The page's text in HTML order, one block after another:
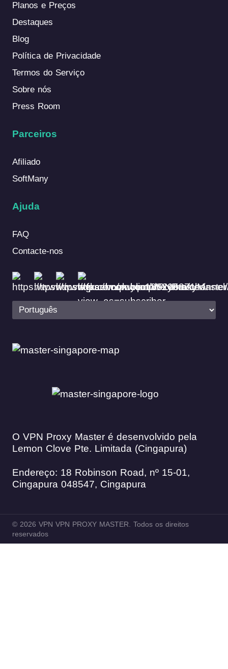
Planos e Preços
Destaques
Blog
Política de Privacidade
Termos do Serviço
Sobre nós
Press Room
Parceiros
Afiliado
SoftMany
Ajuda
FAQ
Contacte-nos
O VPN Proxy Master é desenvolvido pela
Lemon Clove Pte. Limitada (Cingapura)
Endereço: 18 Robinson Road, nº 15-01,
Cingapura 048547, Cingapura
© 2026 VPN VPN PROXY MASTER. Todos os direitos
reservados